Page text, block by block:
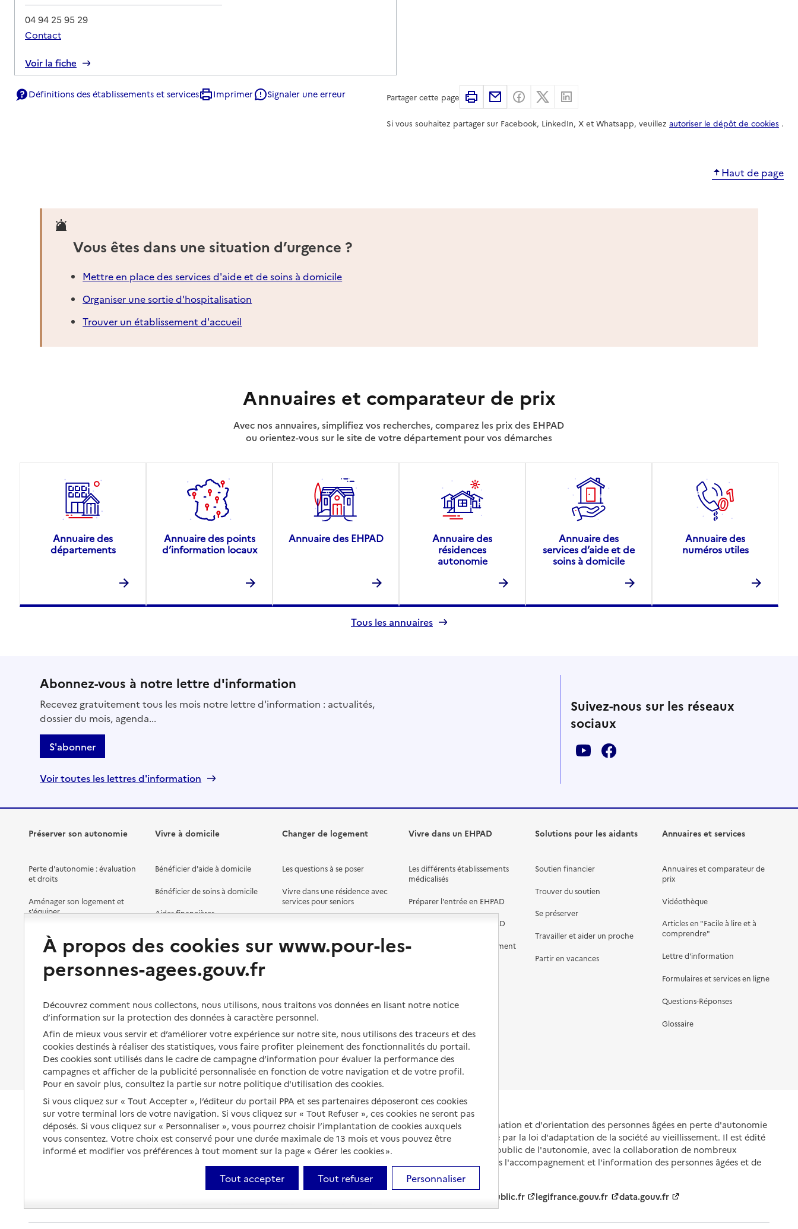
04 94 25 95 29
Contact
Voir la fiche
Mis à jour le : 04/08/2026
Définitions des établissements et services Imprimer Signaler une erreur Partager cette page ImprimerPartager par email
Partager sur Facebook
Partager sur X
Si vous souhaitez partager sur Facebook, LinkedIn, X et Whatsapp, veuillez autoriser le dépôt de cookies .
Haut de page
Vous êtes dans une situation d’urgence ?
Mettre en place des services d'aide et de soins à domicile
Organiser une sortie d'hospitalisation
Trouver un établissement d'accueil
Annuaires et comparateur de prix
Avec nos annuaires, simplifiez vos recherches, comparez les prix des EHPAD
ou orientez-vous sur le site de votre département pour vos démarches
Annuaire des
départements
Annuaire des points
d’information locaux
Annuaire des EHPAD
Annuaire des
résidences
autonomie
Annuaire des
services d’aide et de
soins à domicile
Annuaire des
numéros utiles
Tous les annuaires
Abonnez-vous à notre lettre d'information
Recevez gratuitement tous les mois notre lettre d'information : actualités,
dossier du mois, agenda...
S'abonner
Voir toutes les lettres d'information
Suivez-nous sur les réseaux
sociaux
Préserver son autonomie
Perte d'autonomie : évaluation
et droits
Aménager son logement et
s'équiper
Préserver son autonomie et sa
santé
Organiser à l'avance sa propre
protection
Les obligations de la famille
À qui s’adresser ?
Les politiques du grand âge
Vivre à domicile
Bénéficier d'aide à domicile
Bénéficier de soins à domicile
Aides financières
Vivre à domicile avec une
Être hospitalisé
Fin de vie à domicile
Changer de logement
Les questions à se poser
Vivre dans une résidence avec
services pour seniors
Vivre en accueil familial
Vivre dans un EHPAD
Les différents établissements
médicalisés
Préparer l'entrée en EHPAD
Aides financières en EHPAD
Prévention, accompagnement
Droits en EHPAD
Fin de vie en EHPAD
Solutions pour les aidants
Soutien financier
Trouver du soutien
Se préserver
Travailler et aider un proche
Partir en vacances
Annuaires et services
Annuaires et comparateur de
prix
Vidéothèque
Articles en "Facile à lire et à
comprendre"
Lettre d'information
Formulaires et services en ligne
Questions-Réponses
Glossaire
Portail national d'information et d'orientation des personnes âgées en perte d'autonomie
et de leurs proches, créé par la loi d'adaptation de la société au vieillissement. Il est édité
et animé par le Service public de l'autonomie, avec la collaboration de nombreux
partenaires engagés dans l'accompagnement et l'information des personnes âgées et de
leurs aidants.
service-public.fr legifrance.gouv.fr data.gouv.fr
À propos des cookies sur www.pour-les-
personnes-agees.gouv.fr
Découvrez comment nous collectons, nous utilisons, nous traitons vos données en lisant notre notice
d’information sur la protection des données à caractère personnel.
Afin de mieux vous servir et d’améliorer votre expérience sur notre site, nous utilisons des traceurs et des
cookies destinés à réaliser des statistiques, vous faire profiter pleinement des fonctionnalités du portail.
Des cookies sont utilisés dans le cadre de campagne d’information pour évaluer la performance des
campagnes et afficher de la publicité personnalisée en fonction de votre navigation et de votre profil.
Pour en savoir plus, consultez la partie sur notre politique d'utilisation des cookies.
Si vous cliquez sur « Tout Accepter », l’éditeur du portail PPA et ses partenaires déposeront ces cookies
sur votre terminal lors de votre navigation. Si vous cliquez sur « Tout Refuser », ces cookies ne seront pas
déposés. Si vous cliquez sur « Personnaliser », vous pourrez choisir l’implantation de cookies auxquels
vous consentez. Votre choix est conservé pour une durée maximale de 13 mois et vous pouvez être
informé et modifier vos préférences à tout moment sur la page « Gérer les cookies ».
Tout accepter Tout refuser Personnaliser